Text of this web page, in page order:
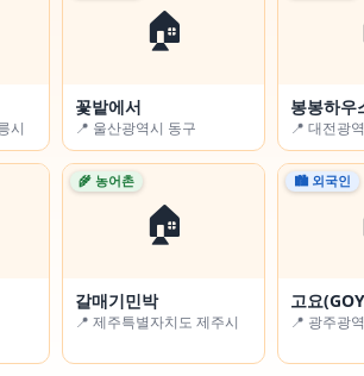
시
🏠
꽃밭에서
📍 울산광역시 동구
봉봉하우
📍 대전광
🏠
🌾 농어촌
갈매기민박
📍 제주특별자치도 제주시
🏙 외국인
고요
📍 광주광
🏠
꽃잠(Flower-sleep)
📍 충청남도 논산시 📍 전라남
🌾 농어촌
하늘 풍경
📍 경기도 남양주시
🏙 외국인
알로하 스
📍 서울특